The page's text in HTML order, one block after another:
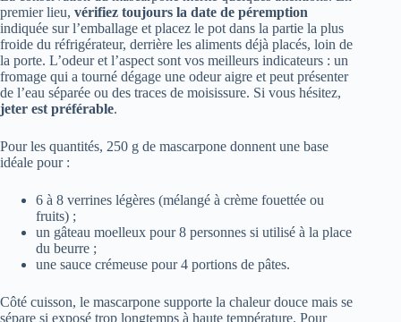
premier lieu, vérifiez toujours la date de péremption
indiquée sur l’emballage et placez le pot dans la partie la plus
froide du réfrigérateur, derrière les aliments déjà placés, loin de
la porte. L’odeur et l’aspect sont vos meilleurs indicateurs : un
fromage qui a tourné dégage une odeur aigre et peut présenter
de l’eau séparée ou des traces de moisissure. Si vous hésitez,
jeter est préférable.
Pour les quantités, 250 g de mascarpone donnent une base
idéale pour :
6 à 8 verrines légères (mélangé à crème fouettée ou
fruits) ;
un gâteau moelleux pour 8 personnes si utilisé à la place
du beurre ;
une sauce crémeuse pour 4 portions de pâtes.
Côté cuisson, le mascarpone supporte la chaleur douce mais se
sépare si exposé trop longtemps à haute température. Pour